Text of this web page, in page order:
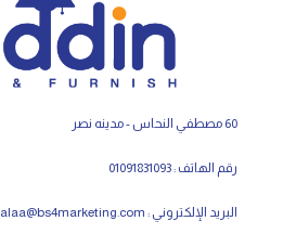
60 مصطفي النحاس - مدينه نصر
رقم الهاتف : 01091831093
البريد الإلكتروني : alaa@bs4marketing.com